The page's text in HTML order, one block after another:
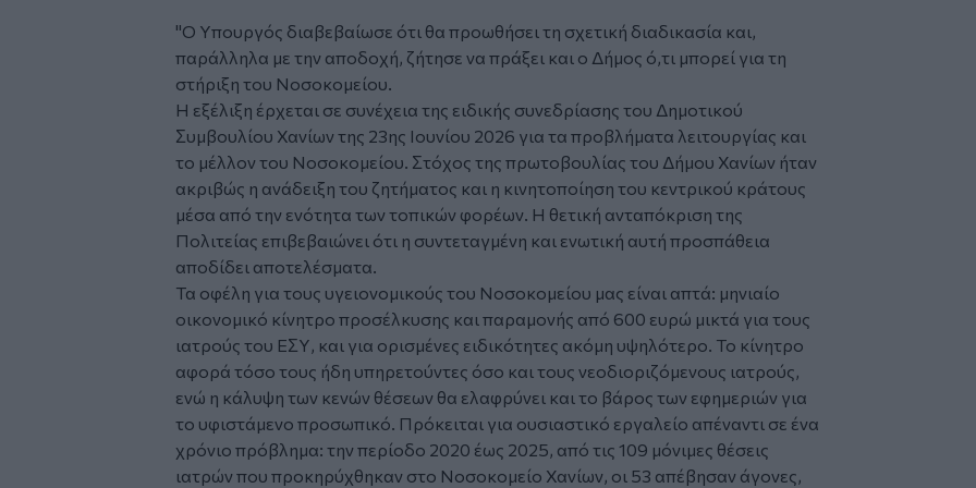
"Ο Υπουργός διαβεβαίωσε ότι θα προωθήσει τη σχετική διαδικασία και,
παράλληλα με την αποδοχή, ζήτησε να πράξει και ο Δήμος ό,τι μπορεί για τη
στήριξη του Νοσοκομείου.
Η εξέλιξη έρχεται σε συνέχεια της ειδικής συνεδρίασης του Δημοτικού
Ʃυμβουλίου Χανίων της 23ης Ιουνίου 2026 για τα προβλήματα λειτουργίας και
το μέλλον του Νοσοκομείου. Ʃτόχος της πρωτοβουλίας του Δήμου Χανίων ήταν
ακριβώς η ανάδειξη του ζητήματος και η κινητοποίηση του κεντρικού κράτους
μέσα από την ενότητα των τοπικών φορέων. Η θετική ανταπόκριση της
Πολιτείας επιβεβαιώνει ότι η συντεταγμένη και ενωτική αυτή προσπάθεια
αποδίδει αποτελέσματα.
Τα οφέλη για τους υγειονομικούς του Νοσοκομείου μας είναι απτά: μηνιαίο
οικονομικό κίνητρο προσέλκυσης και παραμονής από 600 ευρώ μικτά για τους
ιατρούς του ΕƩΥ, και για ορισμένες ειδικότητες ακόμη υψηλότερο. Το κίνητρο
αφορά τόσο τους ήδη υπηρετούντες όσο και τους νεοδιοριζόμενους ιατρούς,
ενώ η κάλυψη των κενών θέσεων θα ελαφρύνει και το βάρος των εφημεριών για
το υφιστάμενο προσωπικό. Πρόκειται για ουσιαστικό εργαλείο απέναντι σε ένα
χρόνιο πρόβλημα: την περίοδο 2020 έως 2025, από τις 109 μόνιμες θέσεις
ιατρών που προκηρύχθηκαν στο Νοσοκομείο Χανίων, οι 53 απέβησαν άγονες,